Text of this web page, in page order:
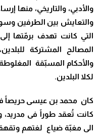
والأدبي، والتاريخي، منها
والتعايش بين الطرفين
التي كانت تهدف برمّتها
المصالح المشتركة
والأحكام المسبّقة
لكلا البلدين.
كان محمد بن عيسى حريصاً فى
كانت تُعقد طوراً فى مدريد،
الى مغبّة ضياع لغتهم